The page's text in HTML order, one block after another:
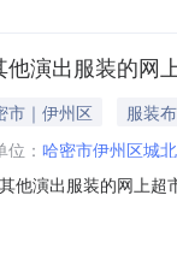
演出服装的网
市｜伊州区
服装
： 哈密市伊州区城
他演出服装的网上
划编码:650502项